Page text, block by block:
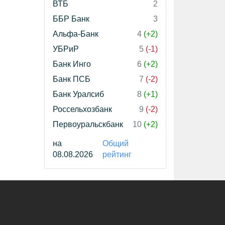
ВТБ
2
ББР Банк
3
Альфа-Банк
4 (+2)
УБРиР
5 (-1)
Банк Инго
6 (+2)
Банк ПСБ
7 (-2)
Банк Уралсиб
8 (+1)
Россельхозбанк
9 (-2)
Первоуральскбанк
10 (+2)
на
08.08.2026
Общий
рейтинг